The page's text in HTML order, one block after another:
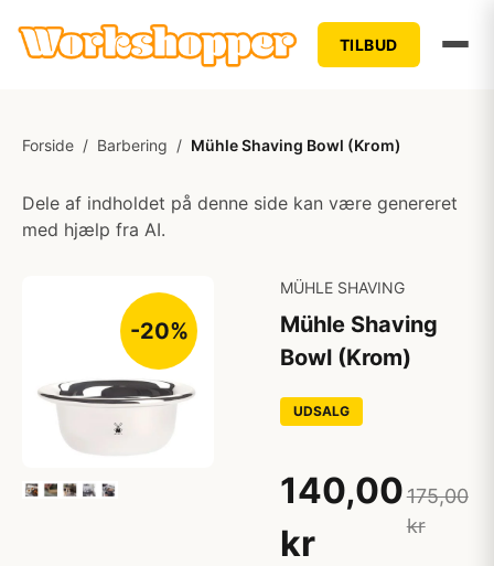
TILBUD
Forside / Barbering / Mühle Shaving Bowl (Krom)
Dele af indholdet på denne side kan være genereret
med hjælp fra AI.
-20%
MÜHLE SHAVING
Mühle Shaving
Bowl (Krom)
UDSALG
140,00
kr
175,00
kr